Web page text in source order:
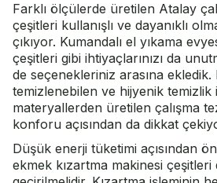
Farklı ölçülerde üretilen Atalay
çeşitleri kullanışlı ve dayanıklı
çıkıyor. Kumandalı el yıkama
çeşitleri gibi ihtiyaçlarınızı da
de seçenekleriniz arasına
temizlenebilen ve hijyenik temizlik
materyallerden üretilen çalışma
konforu açısından da dikkat
Düşük enerji tüketimi açısından
ekmek kızartma makinesi